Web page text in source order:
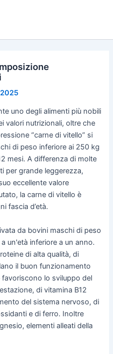
uno degli alimenti più nobili
valori nutrizionali, oltre che
“carne di vitello” si
di peso inferiore ai 250 kg
mesi. A differenza di molte
per grande leggerezza,
eccellente valore
la carne di vitello è
fascia d’età.
da bovini maschi di peso
un'età inferiore a un anno.
di alta qualità, di
il buon funzionamento
lo sviluppo del
di vitamina B12
del sistema nervoso, di
e di ferro. Inoltre
elementi alleati della